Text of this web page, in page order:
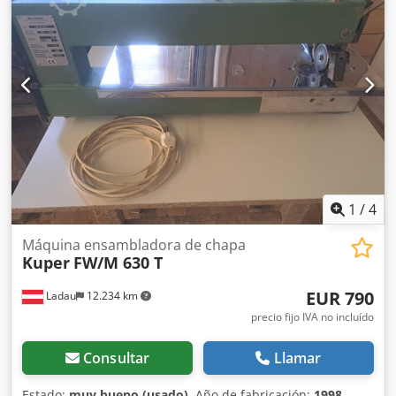
forma continua. Grosor máximo de la chapa: 3,0 mm
Grosor mínimo de la chapa: 0,3 mm Hilo de pegamento
con calefacción por aire caliente Generación de aire
comprimido Disco para el transporte de la chapa sobre la
mesa de chapa Control mediante pedal Velocidad de
avance: 35-60 m/min. Tensión: 400 V, 50 Hz Potencia total:
1,35 kW Altura de trabajo: 915 mm Peso aproximado: 440
kg Dimensiones: 2,12 m x 0,73 m x 1,55 m
1 /4
Ladau 12.234 km
Máquina ensambladora de chapa
Kuper FW/M 630 T
EUR 790
precio fijo IVA no incluído
Consultar Llamar